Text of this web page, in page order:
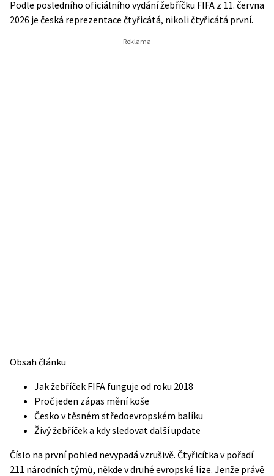
Podle posledního oficiálního vydání žebříčku FIFA z 11. června
2026 je česká reprezentace čtyřicátá, nikoli čtyřicátá první.
Obsah článku
Jak žebříček FIFA funguje od roku 2018
Proč jeden zápas mění koše
Česko v těsném středoevropském balíku
Živý žebříček a kdy sledovat další update
Číslo na první pohled nevypadá vzrušivě. Čtyřicítka v pořadí
211 národních týmů, někde v druhé evropské lize. Jenže právě